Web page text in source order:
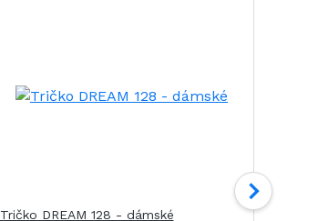
Tričko DREAM 128 - dámské